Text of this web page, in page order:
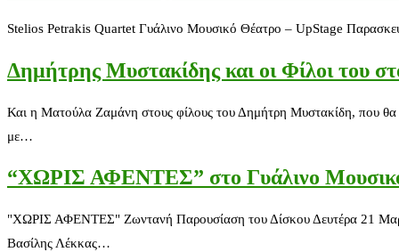
Stelios Petrakis Quartet Γυάλινο Μουσικό Θέατρο – UpStage
Δημήτρης Μυστακίδης και οι Φίλοι του
Και η Ματούλα Ζαμάνη στους φίλους του Δημήτρη Μυστακίδη, που
με…
“ΧΩΡΙΣ ΑΦΕΝΤΕΣ” στο Γυάλινο
"ΧΩΡΙΣ ΑΦΕΝΤΕΣ" Ζωντανή Παρουσίαση του Δίσκου Δευτέρα 21
Βασίλης Λέκκας…